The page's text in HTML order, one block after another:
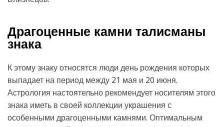
Драгоценные камни талисманы
знака
К этому знаку относятся люди день рождения которых
выпадает на период между 21 мая и 20 июня.
Астрология настоятельно рекомендует носителям этого
знака иметь в своей коллекции украшения с
особенными драгоценными камнями. Оптимальным